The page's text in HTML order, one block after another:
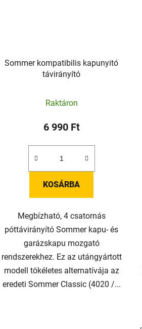
Sommer kompatibilis kapunyitó
távirányító
Raktáron
6 990 Ft
KOSÁRBA
Megbízható, 4 csatornás
póttávirányító Sommer kapu- és
garázskapu mozgató
rendszerekhez. Ez az utángyártott
modell tökéletes alternatívája az
eredeti Sommer Classic (4020 /...